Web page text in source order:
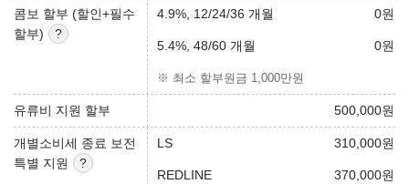
콤보 할부 (할인+필수
할부)
4.9%, 12/24/36 개월 0원
5.4%, 48/60 개월 0원
※ 최소 할부원금 1,000만원
유류비 지원 할부 500,000원
개별소비세 종료 보전
특별 지원
LS 310,000원
REDLINE 370,000원